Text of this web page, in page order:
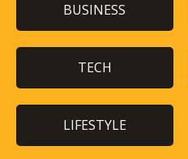
BUSINESS
TECH
LIFESTYLE